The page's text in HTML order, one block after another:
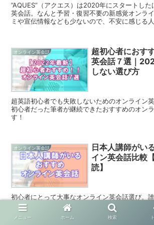
”AQUES”（アクエス）は2020年にスタートし
英会話。なんと予習・復習不要の新感覚オンラ
ミや宣伝情報なども少ないので、不安に感じる
オンライン英会話
超初心者におす
英会話７選｜
しない選び方
超英語初心者でも失敗しないためのオンライン
初心者だった筆者が継続できたおすすめのオン
す！
オンライン英会話
日本人講師がい
イン英会話比較
読】
初心者にとって大事なオンライン英会話選び。
安心かなと思ってますよね。メリットデメリッ
新のおすすめ日本人講師在籍オンライン英会話
講師のオンライン英会話をお探しの方はご覧くだ
メニュー ホーム 検索